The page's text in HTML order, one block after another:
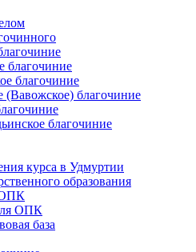
благочиние
благочиние
(Вавожское) благочиние
благочиние
курса в Удмуртии
образования
ОПК
ОПК
база